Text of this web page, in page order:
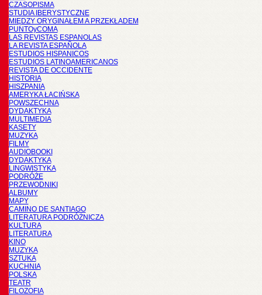
CZASOPISMA
STUDIA IBERYSTYCZNE
MIĘDZY ORYGINAŁEM A PRZEKŁADEM
PUNTOyCOMA
LAS REVISTAS ESPANOLAS
LA REVISTA ESPAÑOLA
ESTUDIOS HISPANICOS
ESTUDIOS LATINOAMERICANOS
REVISTA DE OCCIDENTE
HISTORIA
HISZPANIA
AMERYKA ŁACIŃSKA
POWSZECHNA
DYDAKTYKA
MULTIMEDIA
KASETY
MUZYKA
FILMY
AUDIOBOOKI
DYDAKTYKA
LINGWISTYKA
PODRÓŻE
PRZEWODNIKI
ALBUMY
MAPY
CAMINO DE SANTIAGO
LITERATURA PODRÓŻNICZA
KULTURA
LITERATURA
KINO
MUZYKA
SZTUKA
KUCHNIA
POLSKA
TEATR
FILOZOFIA